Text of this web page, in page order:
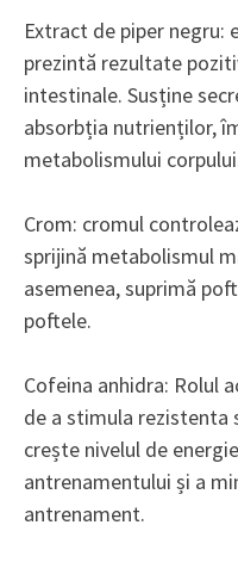
Extract de piper negru:
prezintă rezultate
intestinale. Susține
absorbția nutrienților,
metabolismului
Crom: cromul
sprijină metabolismul
asemenea, suprimă
poftele.
Cofeina anhidra: Rolul
de a stimula rezistenta
crește nivelul de
antrenamentului și a
antrenament.